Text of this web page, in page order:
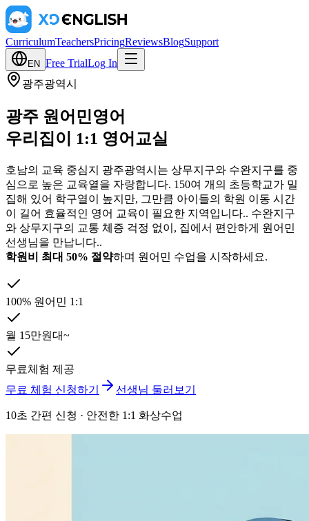
CurriculumTeachersPricingReviewsBlogSupport
EN Free TrialLog In
광주광역시
광주 원어민영어
우리집이 1:1 영어교실
호남의 교육 중심지 광주광역시는 상무지구와 수완지구를 중
심으로 높은 교육열을 자랑합니다. 150여 개의 초등학교가 밀
집해 있어 학구열이 높지만, 그만큼 아이들의 학원 이동 시간
이 길어 효율적인 영어 교육이 필요한 지역입니다.. 수완지구
와 상무지구의 교통 체증 걱정 없이, 집에서 편안하게 원어민
선생님을 만납니다..
학원비 최대 50% 절약하며 원어민 수업을 시작하세요.
100% 원어민 1:1
월 15만원대~
무료체험 제공
무료 체험 신청하기
선생님 둘러보기
10초 간편 신청 · 안전한 1:1 화상수업